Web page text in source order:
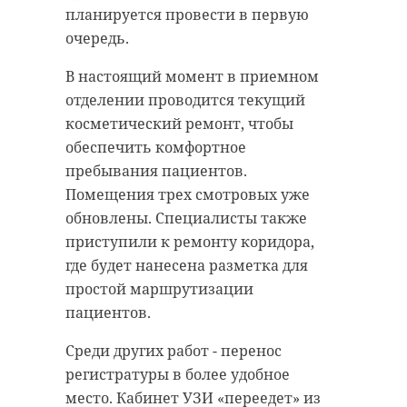
планируется провести в первую
очередь.
В настоящий момент в приемном
отделении проводится текущий
косметический ремонт, чтобы
обеспечить комфортное
пребывания пациентов.
Помещения трех смотровых уже
обновлены. Специалисты также
приступили к ремонту коридора,
где будет нанесена разметка для
простой маршрутизации
пациентов.
Среди других работ - перенос
регистратуры в более удобное
место. Кабинет УЗИ «переедет» из
заявлений здесь нет.
В этом году в Ленинградской
области появились новые
специальности с бюджетными
местами, которые открыли по
запросу крупных предприятий
региона. В Киришском
политехническом техникуме
начали готовить операторов
технической поддержки, в
Лужском агропромышленном
техникуме — мастеров по
изготовлению, обработке и
Сланцевском индустриальном
техникуме — машинистов
особенности территории и его
значение для жителей и
паломников.
Перед специалистами стоит
задача объединить в единый план
обновление инженерных сетей,
благоустройство, текущий ремонт,
а также согласовать работу
подрядчиков и источники
финансирования. К юбилею
монастыря территория должна
стать более удобной и комфортной
для паломников, жителей и гостей
Старой Ладоги.